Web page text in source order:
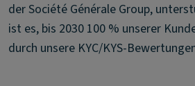
der Société Générale Group,
ist es, bis 2030 100 % unserer
durch unsere KYC/KYS-